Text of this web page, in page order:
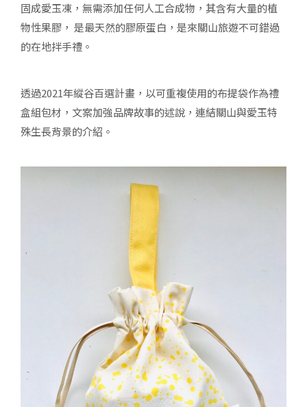
固成愛玉凍，無需添加任何人工合成物，其含有大量的植
物性果膠， 是最天然的膠原蛋白，是來關山旅遊不可錯過
的在地拌手禮。
透過2021年縱谷百選計畫，以可重複使用的布提袋作為禮
盒組包材，文案加強品牌故事的述說，連結關山與愛玉特
殊生長背景的介紹。